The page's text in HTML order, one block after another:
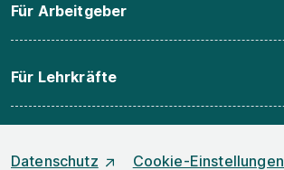
Für Arbeitgeber
Für Lehrkräfte
Datenschutz Cookie-Einstellungen